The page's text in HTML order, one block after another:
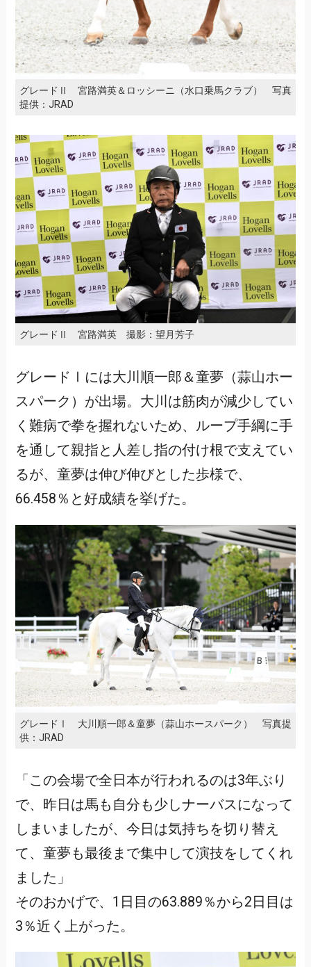
グレードⅡ 宮路満英＆ロッシーニ（水口乗馬クラブ） 写真
提供：JRAD
グレードⅡ 宮路満英 撮影：望月芳子
グレードⅠには大川順一郎＆童夢（蒜山ホー
スパーク）が出場。大川は筋肉が減少してい
く難病で拳を握れないため、ループ手綱に手
を通して親指と人差し指の付け根で支えてい
るが、童夢は伸び伸びとした歩様で、
66.458％と好成績を挙げた。
グレードⅠ 大川順一郎＆童夢（蒜山ホースパーク） 写真提
供：JRAD
「この会場で全日本が行われるのは3年ぶり
で、昨日は馬も自分も少しナーバスになって
しまいましたが、今日は気持ちを切り替え
て、童夢も最後まで集中して演技をしてくれ
ました」
そのおかげで、1日目の63.889％から2日目は
3％近く上がった。